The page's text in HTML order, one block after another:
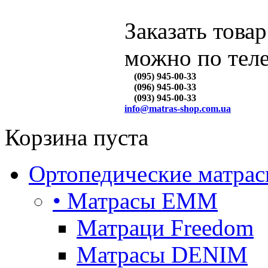
Заказать товар
можно по
(095) 945-00-33
(096) 945-00-33
(093) 945-00-33
info@matras-shop.com.ua
Корзина пуста
Ортопедические
• Матрасы ЕММ
Матраци Freedom
Матрасы DENIM